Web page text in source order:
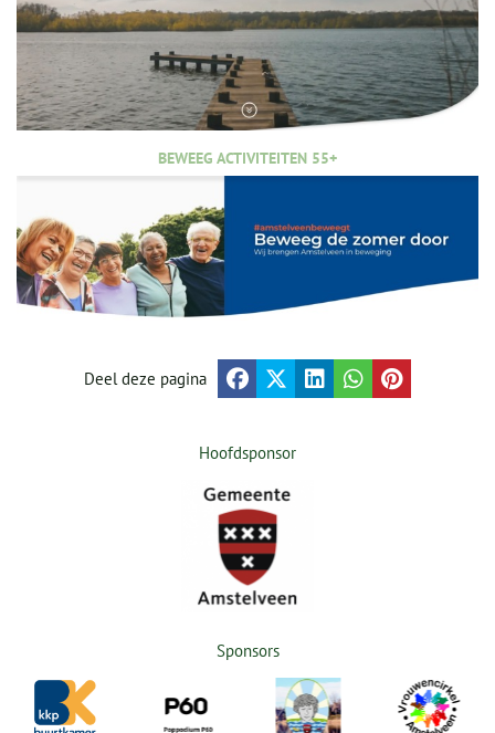
BEWEEG ACTIVITEITEN 55+
Deel deze pagina
Hoofdsponsor
Sponsors